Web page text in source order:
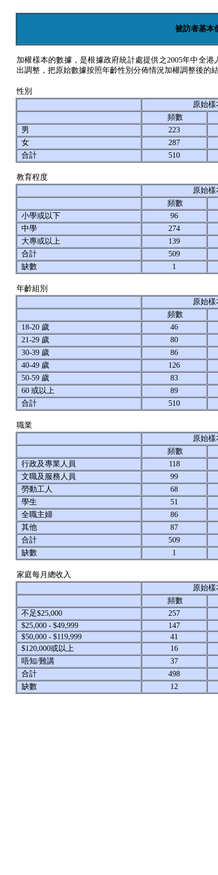
被訪者基本
加權樣本的數據，是根據政府統計處提供之2005年中全
出調整，把原始數據按照年齡性別分佈情況加權調整後的
性別
原始樣
頻數
男
223
女
287
合計
510
教育程度
原始樣
頻數
小學或以下
96
中學
274
大專或以上
139
合計
509
缺數
1
年齡組別
原始樣
頻數
18-20 歲
46
21-29 歲
80
30-39 歲
86
40-49 歲
126
50-59 歲
83
60 或以上
89
合計
510
職業
原始樣
頻數
行政及專業人員
118
文職及服務人員
99
勞動工人
68
學生
51
全職主婦
86
其他
87
合計
509
缺數
1
家庭每月總收入
原始樣
頻數
不足$25,000
257
$25,000 - $49,999
147
$50,000 - $119,999
41
$120,000或以上
16
唔知/難講
37
合計
498
缺數
12